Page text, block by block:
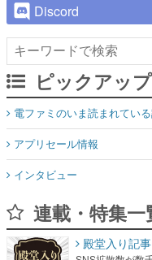
Discord
ピックアップ
電ファミのいま読まれてい
アプリセール情報
インタビュー
連載・特集一
殿堂入り記事